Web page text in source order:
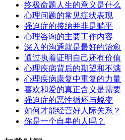
终极命题人生的意义是什么
心理问题的常见症状表现
强迫症的接纳并非是躺平
心理咨询的主要工作内容
深入的沟通就是最好的治愈
通过执着证明自己还有价值
心理疾病背后的期望和不满
心理疾病康复中重复的力量
喜欢和爱的真正含义是需要
强迫症的恶性循环与蜕变
如何才能经营好人际关系？
你是一个自卑的人吗？